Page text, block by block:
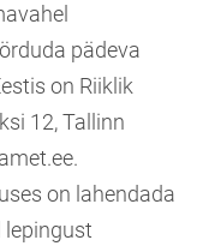
pädeva
on Riiklik
12, Tallinn
on lahendada